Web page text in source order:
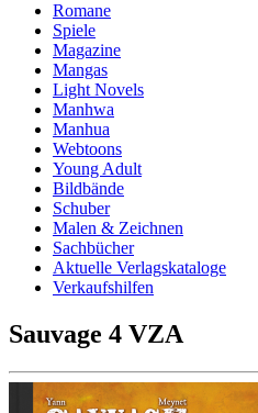
Romane
Spiele
Magazine
Mangas
Light Novels
Manhwa
Manhua
Webtoons
Young Adult
Bildbände
Schuber
Malen & Zeichnen
Sachbücher
Aktuelle Verlagskataloge
Verkaufshilfen
Sauvage 4 VZA